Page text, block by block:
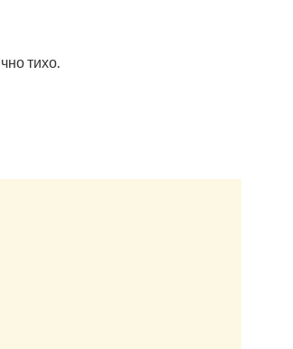
тихо.